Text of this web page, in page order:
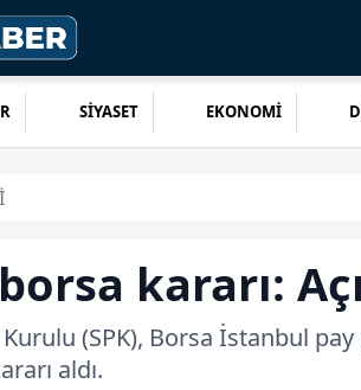
SİYASET EKONOMİ
kararı:
(SPK), Borsa İstanbul
aldı.